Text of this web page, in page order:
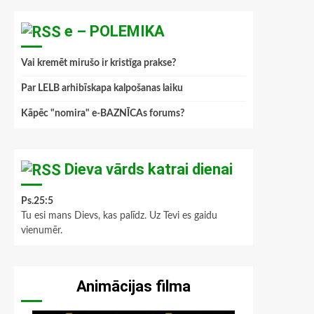
e – POLEMIKA
Vai kremēt mirušo ir kristīga prakse?
Par LELB arhibīskapa kalpošanas laiku
Kāpēc "nomira" e-BAZNĪCAs forums?
Dieva vārds katrai dienai
Ps.25:5
Tu esi mans Dievs, kas palīdz. Uz Tevi es gaidu
vienumēr.
Animācijas filma